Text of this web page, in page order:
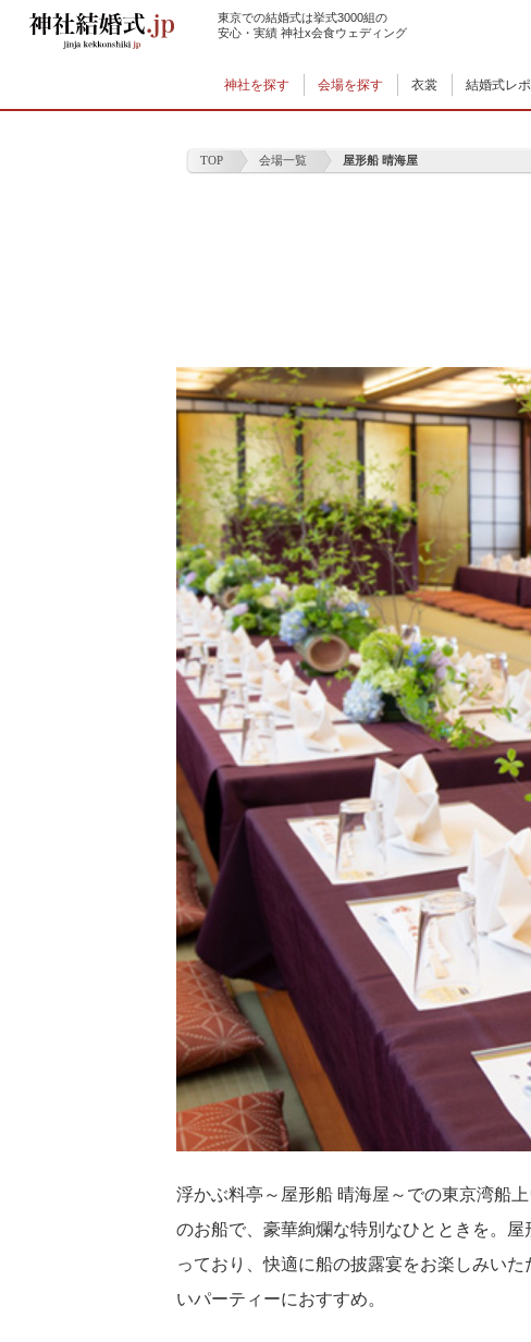
東京での結婚式は挙式3000組の
安心・実績 神社x会食ウェディング
神社を探す 会場を探す 衣裳 結婚式レ
TOP 会場一覧 屋形船 晴海屋
浮かぶ料亭～屋形船 晴海屋～での東京湾船
のお船で、豪華絢爛な特別なひとときを。
っており、快適に船の披露宴をお楽しみい
いパーティーにおすすめ。